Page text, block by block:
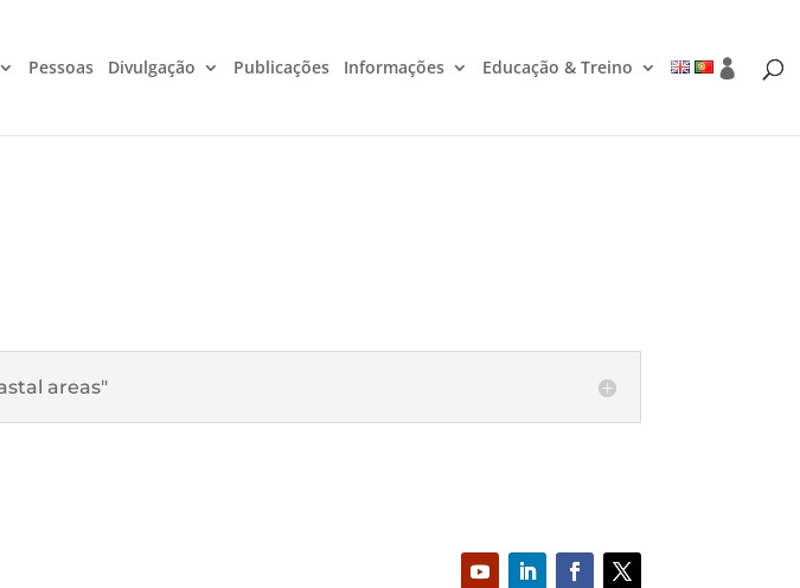
Pessoas Divulgação Publicações Informações Educação & Treino
areas"